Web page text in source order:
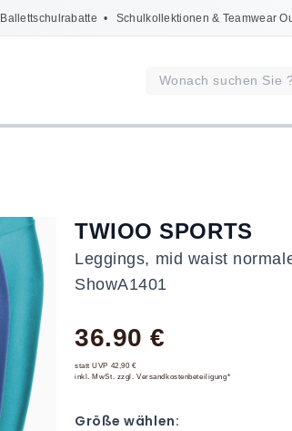
Ballettschulrabatte • Schulkollektionen & Teamwear
TWIOO SPORTS
Leggings, mid waist
ShowA1401
36.90 €
statt UVP 42,90 €
inkl. MwSt. zzgl. Versandkostenbeteiligung*
Größe wählen: